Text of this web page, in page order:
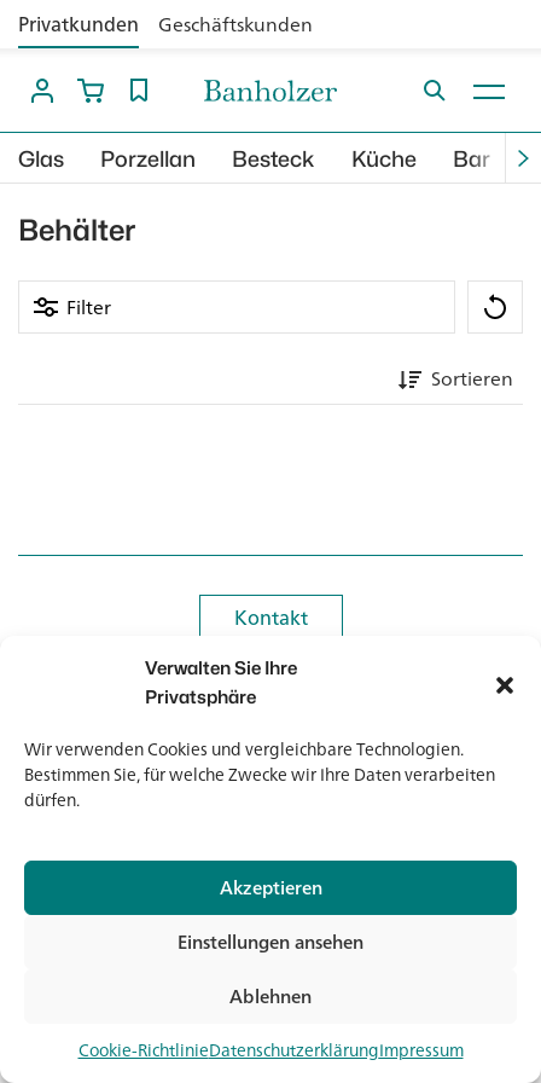
Verwalten Sie Ihre
Privatsphäre
Wir verwenden Cookies und vergleichbare Technologien.
Bestimmen Sie, für welche Zwecke wir Ihre Daten verarbeiten
dürfen.
Akzeptieren
Ablehnen
Einstellungen ansehen
Cookie-RichtlinieDatenschutzerklärungImpressum
Privatkunden Geschäftskunden
Glas Porzellan Besteck Küche Bar
Behälter
Filter
Sortieren
Kontakt
Kontakt
Newsletter
Newsletter
© 2026 Banholzer AG
Impressum
Datenschutz
AGB